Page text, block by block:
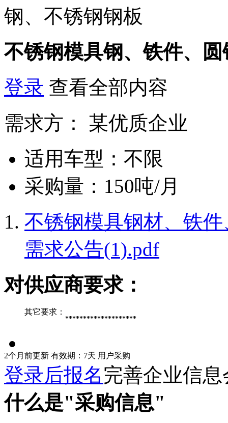
钢、不锈钢钢板
不锈钢模具钢、铁件、
登录 查看全部内容
需求方：
某优质企业
适用车型： 不限
采购量： 150吨/月
不锈钢模具钢材、铁
需求公告(1).pdf
对供应商要求：
其它要求：
********************
2个月前更新 有效期：7天 用户采购
登录后报名完善企业信
什么是"采购信息"